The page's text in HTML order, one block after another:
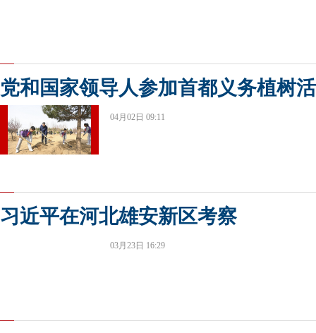
党和国家领导人参加首都义务植树
04月02日 09:11
习近平在河北雄安新区考察
03月23日 16:29